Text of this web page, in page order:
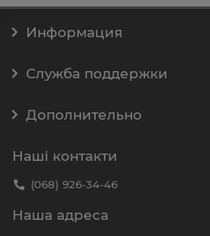
Информация
Служба поддержки
Дополнительно
Наші контакти
(068) 926-34-46
Наша адреса